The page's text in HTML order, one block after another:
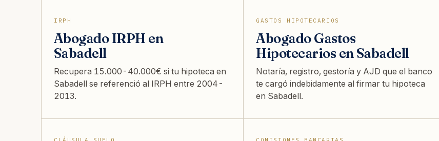
IRPH
Abogado IRPH en
Sabadell
Recupera 15.000-40.000€ si tu hipoteca en
Sabadell se referenció al IRPH entre 2004-
2013.
GASTOS HIPOTECARIOS
Abogado Gastos
Hipotecarios en Sabadell
Notaría, registro, gestoría y AJD que el banco
te cargó indebidamente al firmar tu hipoteca
en Sabadell.